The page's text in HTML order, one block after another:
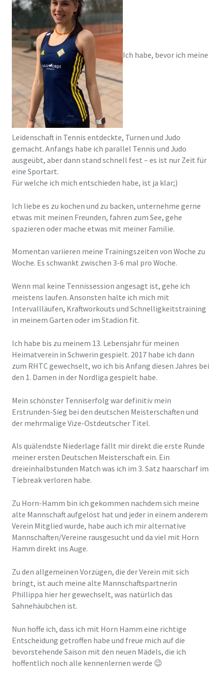
Ich habe, bevor ich meine
Leidenschaft in Tennis entdeckte, Turnen und Judo
gemacht. Anfangs habe ich parallel Tennis und Judo
ausgeübt, aber dann stand schnell fest – es ist nur Zeit für
eine Sportart.
Für welche ich mich entschieden habe, ist ja klar;)
Ich liebe es zu kochen und zu backen, unternehme gerne
etwas mit meinen Freunden, fahren zum See, gehe
spazieren oder mache etwas mit meiner Familie.
Momentan variieren meine Trainingszeiten von Woche zu
Woche. Es schwankt zwischen 3-6 mal pro Woche.
Wenn mal keine Tennissession angesagt ist, gehe ich
meistens laufen. Ansonsten halte ich mich mit
Intervallläufen, Kraftworkouts und Schnelligkeitstraining
in meinem Garten oder im Stadion fit.
Ich habe bis zu meinem 13. Lebensjahr für meinen
Heimatverein in Schwerin gespielt. 2017 habe ich dann
zum RHTC gewechselt, wo ich bis Anfang diesen Jahres bei
den 1. Damen in der Nordliga gespielt habe.
Mein schönster Tenniserfolg war definitiv mein
Erstrunden-Sieg bei den deutschen Meisterschaften und
der mehrmalige Vize-Ostdeutscher Titel.
Als quälendste Niederlage fällt mir direkt die erste Runde
meiner ersten Deutschen Meisterschaft ein. Ein
dreieinhalbstunden Match was ich im 3. Satz haarscharf im
Tiebreak verloren habe.
Zu Horn-Hamm bin ich gekommen nachdem sich meine
alte Mannschaft aufgelöst hat und jeder in einem anderem
Verein Mitglied wurde, habe auch ich mir alternative
Mannschaften/Vereine rausgesucht und da viel mit Horn
Hamm direkt ins Auge.
Zu den allgemeinen Vorzügen, die der Verein mit sich
bringt, ist auch meine alte Mannschaftspartnerin
Phillippa hier her gewechselt, was natürlich das
Sahnehäubchen ist.
Nun hoffe ich, dass ich mit Horn Hamm eine richtige
Entscheidung getroffen habe und freue mich auf die
bevorstehende Saison mit den neuen Mädels, die ich
hoffentlich noch alle kennenlernen werde 😉